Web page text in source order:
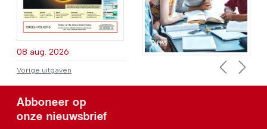
08 aug. 2026
Vorige uitgaven Previous
Next
Abboneer op
onze nieuwsbrief